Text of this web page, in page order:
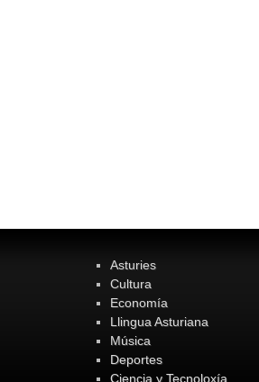
Asturies
Cultura
Economía
Llingua Asturiana
Música
Deportes
Ciencia y Tecnoloxía